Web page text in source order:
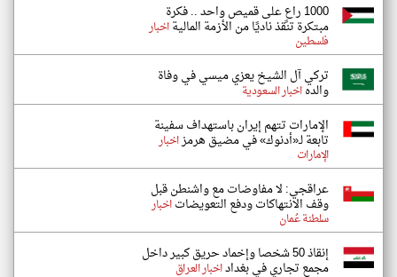
1000 راعٍ على قميص واحد .. فكرة
مبتكرة تنقذ ناديًا من الأزمة الماليةاخبار
فلسطين
تركي آل الشيخ يعزي ميسي في وفاة
والدهاخبار السعودية
الإمارات تتهم إيران باستهداف سفينة
تابعة لـ«أدنوك» في مضيق هرمزاخبار
الإمارات
عراقجي: لا مفاوضات مع واشنطن قبل
وقف الانتهاكات ودفع التعويضاتاخبار
سلطنة عُمان
إنقاذ 50 شخصا وإخماد حريق كبير داخل
مجمع تجاري في بغداداخبار العراق